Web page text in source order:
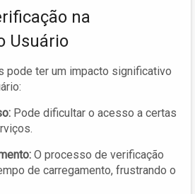
na
Usuário
pode ter um impacto significativo
Pode dificultar o acesso a certas
O processo de verificação
de carregamento, frustrando o